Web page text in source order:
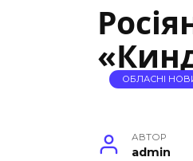
ОБЛАСНІ
АВТОР
admin